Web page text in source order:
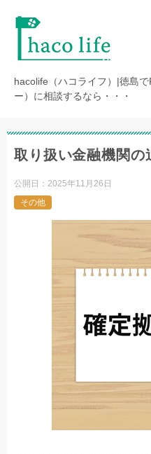
hacolife（ハコライフ）|徳島
ー）に相談するなら・・・
取り扱い金融機関の
公開日： 2025年11月26日
その他